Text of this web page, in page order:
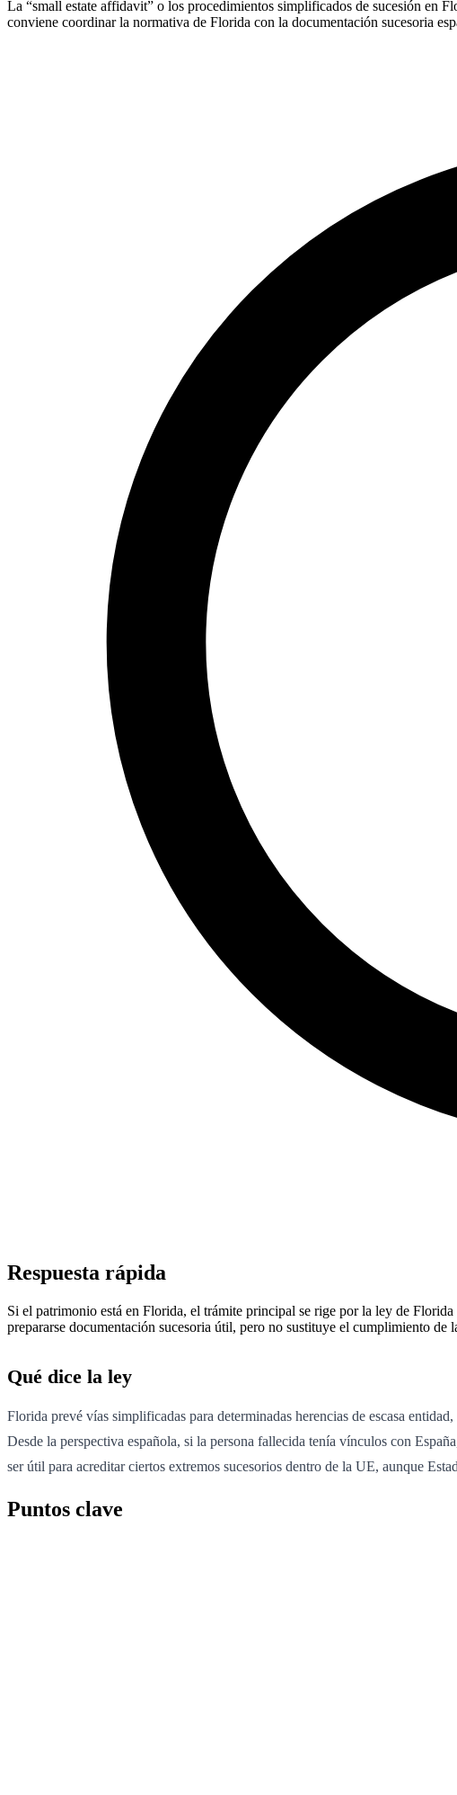
La “small estate affidavit” o los procedimientos simplificados de sucesión en
conviene coordinar la normativa de Florida con la documentación sucesoria
Respuesta rápida
Si el patrimonio está en Florida, el trámite principal se rige por la ley de
prepararse documentación sucesoria útil, pero no sustituye el cumplimiento
Qué dice la ley
Florida prevé vías simplificadas para determinadas herencias de escasa
Desde la perspectiva española, si la persona fallecida tenía vínculos con
ser útil para acreditar ciertos extremos sucesorios dentro de la UE, aunque
Puntos clave